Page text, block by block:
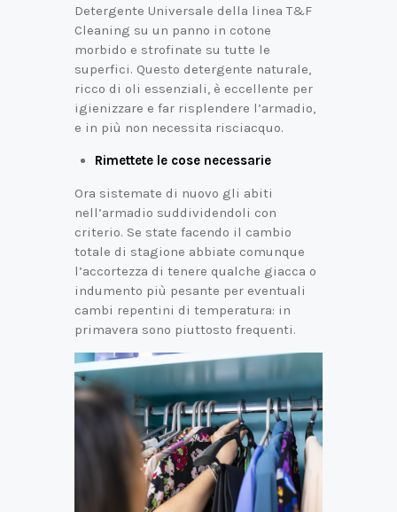
Detergente Universale della linea T&F
Cleaning su un panno in cotone
morbido e strofinate su tutte le
superfici. Questo detergente naturale,
ricco di oli essenziali, è eccellente per
igienizzare e far risplendere l’armadio,
e in più non necessita risciacquo.
Rimettete le cose necessarie
Ora sistemate di nuovo gli abiti
nell’armadio suddividendoli con
criterio. Se state facendo il cambio
totale di stagione abbiate comunque
l’accortezza di tenere qualche giacca o
indumento più pesante per eventuali
cambi repentini di temperatura: in
primavera sono piuttosto frequenti.